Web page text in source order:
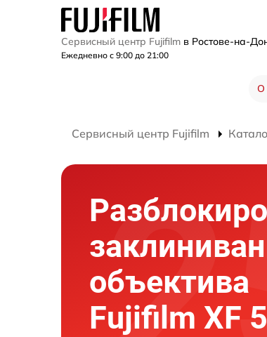
Сервисный центр Fujifilm в Ростове-на-
Ежедневно с 9:00 до 21:00
О
Сервисный центр Fujifilm
объектива
Fujifilm XF